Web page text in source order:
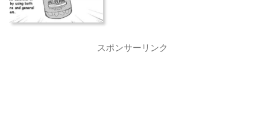
スポンサーリンク